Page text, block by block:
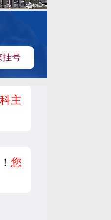
挂号
主
您